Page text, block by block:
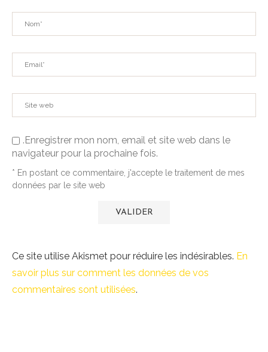
.Enregistrer mon nom, email et site web dans le
navigateur pour la prochaine fois.
* En postant ce commentaire, j'accepte le traitement de mes
données par le site web
Ce site utilise Akismet pour réduire les indésirables. En
savoir plus sur comment les données de vos
commentaires sont utilisées.